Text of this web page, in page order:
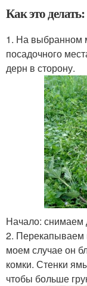
Как это делать:
1. На выбранном
посадочного
дерн в сторону.
Начало: снимаем
2. Перекапываем
моем случае он
комки. Стенки
чтобы больше